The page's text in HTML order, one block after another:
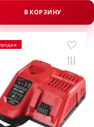
В КОРЗИНУ